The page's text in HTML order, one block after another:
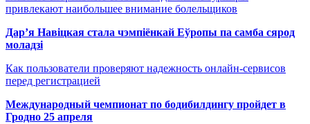
привлекают наибольшее внимание болельщиков
Дар’я Навіцкая стала чэмпіёнкай Еўропы па самба сярод
моладзі
Как пользователи проверяют надежность онлайн-сервисов
перед регистрацией
Международный чемпионат по бодибилдингу пройдет в
Гродно 25 апреля